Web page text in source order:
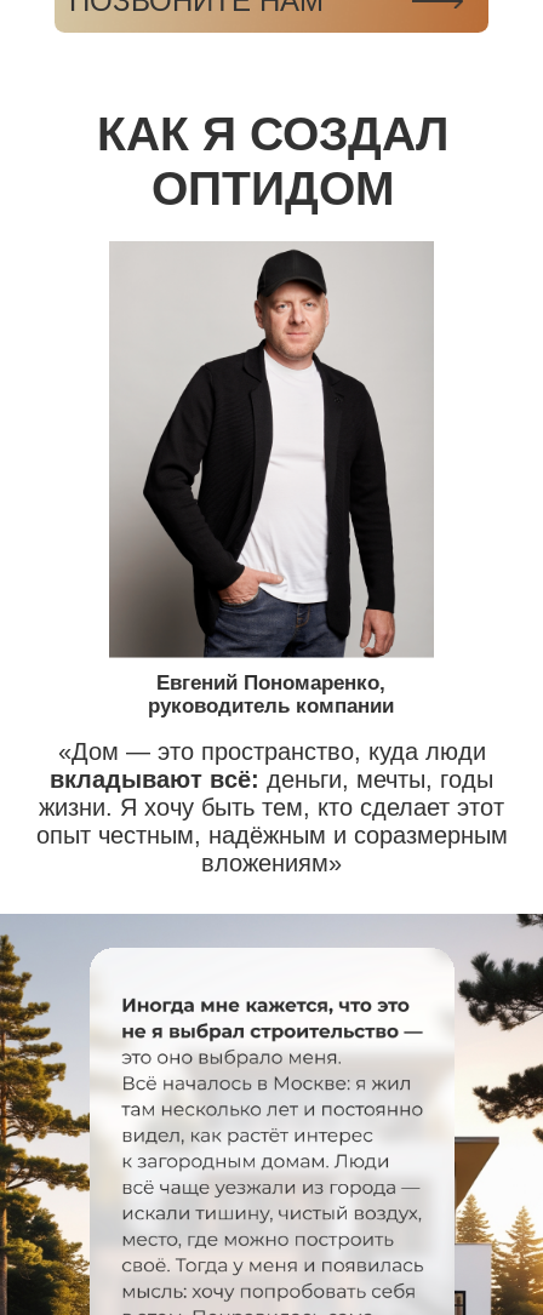
ваших пожеланий. Составляем детальную
смету и подписываем договор.
05
04
Готовимся к строительству
Приглашаем в новый дом
Строим
Закупаем выбранные вами материалы
и устанавливаем систему круглосуточного
видеонаблюдения
для контроля процесса работ.
После завершения всех работ приглашаем
вас на осмотр готового дома. Вместе
проверим работоспособность систем,
проведем подробную демонстрацию
объекта. После вашего одобрения
подписываем акт выполненных работ и
передаем ключи
с рекомендациями производителей
при строгом соблюдении действующих
стандартов и нормативов.
ОСТАВЬТЕ ЗАЯВКУ